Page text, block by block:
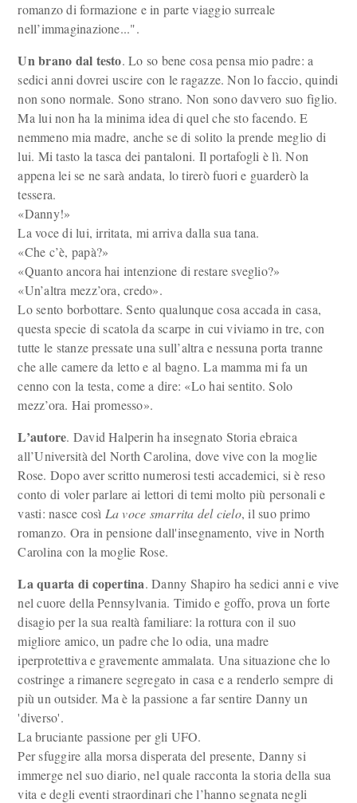
romanzo di formazione e in parte viaggio surreale
nell’immaginazione...".
Un brano dal testo. Lo so bene cosa pensa mio padre: a
sedici anni dovrei uscire con le ragazze. Non lo faccio, quindi
non sono normale. Sono strano. Non sono davvero suo figlio.
Ma lui non ha la minima idea di quel che sto facendo. E
nemmeno mia madre, anche se di solito la prende meglio di
lui. Mi tasto la tasca dei pantaloni. Il portafogli è lì. Non
appena lei se ne sarà andata, lo tirerò fuori e guarderò la
tessera.
«Danny!»
La voce di lui, irritata, mi arriva dalla sua tana.
«Che c’è, papà?»
«Quanto ancora hai intenzione di restare sveglio?»
«Un’altra mezz’ora, credo».
Lo sento borbottare. Sento qualunque cosa accada in casa,
questa specie di scatola da scarpe in cui viviamo in tre, con
tutte le stanze pressate una sull’altra e nessuna porta tranne
che alle camere da letto e al bagno. La mamma mi fa un
cenno con la testa, come a dire: «Lo hai sentito. Solo
mezz’ora. Hai promesso».
L’autore. David Halperin ha insegnato Storia ebraica
all’Università del North Carolina, dove vive con la moglie
Rose. Dopo aver scritto numerosi testi accademici, si è reso
conto di voler parlare ai lettori di temi molto più personali e
vasti: nasce così La voce smarrita del cielo, il suo primo
romanzo. Ora in pensione dall'insegnamento, vive in North
Carolina con la moglie Rose.
La quarta di copertina. Danny Shapiro ha sedici anni e vive
nel cuore della Pennsylvania. Timido e goffo, prova un forte
disagio per la sua realtà familiare: la rottura con il suo
migliore amico, un padre che lo odia, una madre
iperprotettiva e gravemente ammalata. Una situazione che lo
costringe a rimanere segregato in casa e a renderlo sempre di
più un outsider. Ma è la passione a far sentire Danny un
'diverso'.
La bruciante passione per gli UFO.
Per sfuggire alla morsa disperata del presente, Danny si
immerge nel suo diario, nel quale racconta la storia della sua
vita e degli eventi straordinari che l’hanno segnata negli